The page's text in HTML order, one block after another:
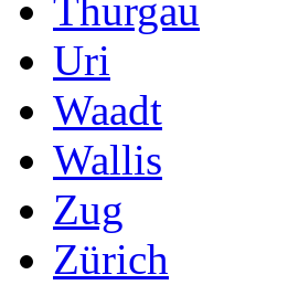
Thurgau
Uri
Waadt
Wallis
Zug
Zürich